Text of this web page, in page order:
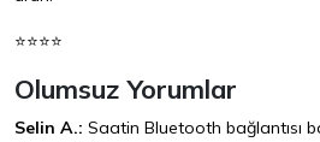
⭐⭐⭐⭐
Olumsuz Yorumlar
Selin A.: Saatin Bluetooth bağlantısı